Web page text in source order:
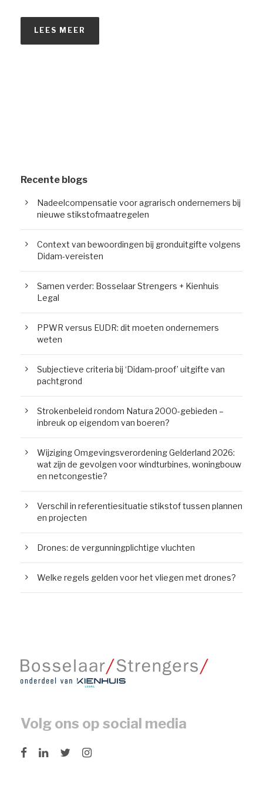
LEES MEER
Recente blogs
Nadeelcompensatie voor agrarisch ondernemers bij
nieuwe stikstofmaatregelen
Context van bewoordingen bij gronduitgifte volgens
Didam-vereisten
Samen verder: Bosselaar Strengers + Kienhuis
Legal
PPWR versus EUDR: dit moeten ondernemers
weten
Subjectieve criteria bij ‘Didam-proof’ uitgifte van
pachtgrond
Strokenbeleid rondom Natura 2000-gebieden –
inbreuk op eigendom van boeren?
Wijziging Omgevingsverordening Gelderland 2026:
wat zijn de gevolgen voor windturbines, woningbouw
en netcongestie?
Verschil in referentiesituatie stikstof tussen plannen
en projecten
Drones: de vergunningplichtige vluchten
Welke regels gelden voor het vliegen met drones?
Volg ons op social media